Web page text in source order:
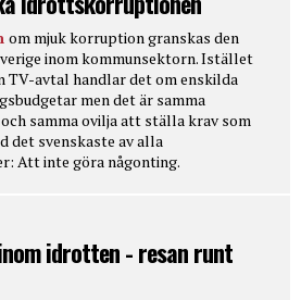
om mjuk korruption granskas den
inom kommunsektorn. Istället
avtal handlar det om enskilda
men det är samma
samma ovilja att ställa krav som
det svenskaste av alla
Att inte göra någonting.
idrotten - resan runt